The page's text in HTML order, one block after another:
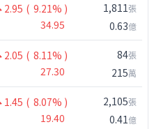
2.95 ( 9.21% )
34.95
1,811張
0.63億
2.05 ( 8.11% )
27.30
84張
215萬
1.45 ( 8.07% )
19.40
2,105張
0.41億